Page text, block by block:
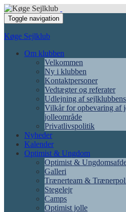
Toggle navigation
Køge Sejlklub
Om klubben
Velkommen
Ny i klubben
Kontaktpersoner
Vedtægter og referater
Udlejning af
Vilkår for opbevaring af
jolleområde
Privatlivspolitik
Nyheder
Kalender
Optimist & Ungdom
Optimist &
Galleri
Trænerteam &
Stegelejr
Camps
Optimist jolle